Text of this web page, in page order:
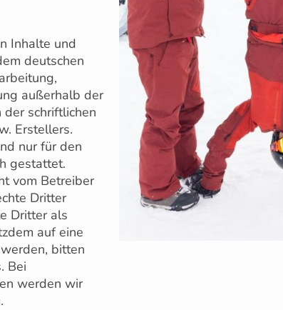
Inhalte und
deutschen
außerhalb der
der schriftlichen
Erstellers.
nur für den
gestattet.
vom Betreiber
Dritter
Dritter als
auf eine
bitten
Bei
werden wir